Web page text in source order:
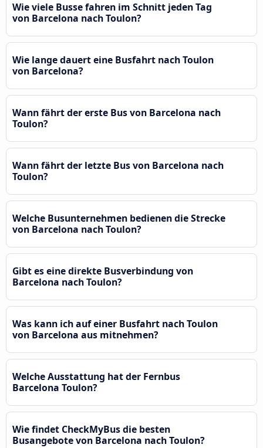
Wie viele Busse fahren im Schnitt jeden Tag
von Barcelona nach Toulon?
Wie lange dauert eine Busfahrt nach Toulon
von Barcelona?
Wann fährt der erste Bus von Barcelona nach
Toulon?
Wann fährt der letzte Bus von Barcelona nach
Toulon?
Welche Busunternehmen bedienen die Strecke
von Barcelona nach Toulon?
Gibt es eine direkte Busverbindung von
Barcelona nach Toulon?
Was kann ich auf einer Busfahrt nach Toulon
von Barcelona aus mitnehmen?
Welche Ausstattung hat der Fernbus
Barcelona Toulon?
Wie findet CheckMyBus die besten
Busangebote von Barcelona nach Toulon?